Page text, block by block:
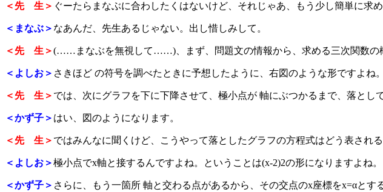
＜先 生＞ ぐーたらまなぶに合わしたくはないけど、それじゃあ、もう少し簡単に求
＜まなぶ＞ なあんだ、先生あるじゃない。出し惜しみして。
＜先 生＞(……まなぶを無視して……)、まず、問題文の情報から、求める三次関数の
＜よしお＞ さきほど の符号を調べたときに予想したように、右図のような形ですよね。
＜先 生＞ では、次にグラフを下に下降させて、極小点が 軸にぶつかるまで、落とし
＜かず子＞ はい、図のようになります。
＜先 生＞ ではみんなに聞くけど、こうやって落としたグラフの方程式はどう表される
＜よしお＞極小点でx軸と接するんですよね。ということは(x-2)2の形になりますよね。
＜かず子＞ さらに、もう一箇所 軸と交わる点があるから、その交点のx座標をx=αとす